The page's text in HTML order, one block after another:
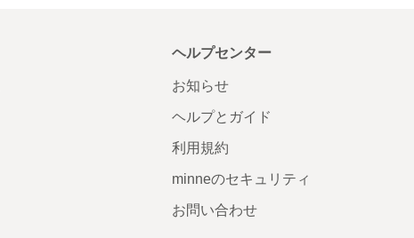
ヘルプセンター
お知らせ
ヘルプとガイド
利用規約
minneのセキュリティ
お問い合わせ